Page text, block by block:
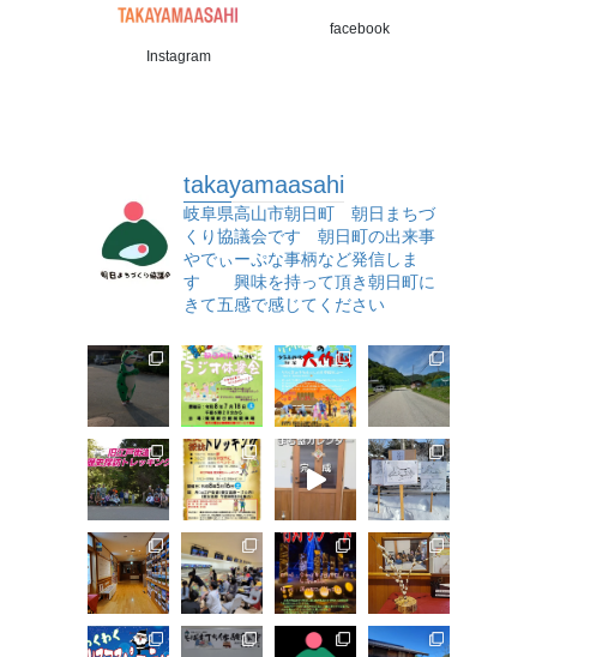
Instagram
facebook
takayamaasahi
岐阜県高山市朝日町 朝日まちづ
くり協議会です 朝日町の出来事
やでぃーぷな事柄など発信しま
す 興味を持って頂き朝日町に
きて五感で感じてください